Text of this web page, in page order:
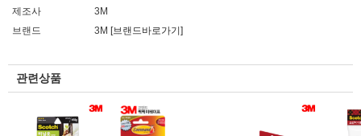
제조사
3M
브랜드
3M [브랜드바로가기]
관련상품